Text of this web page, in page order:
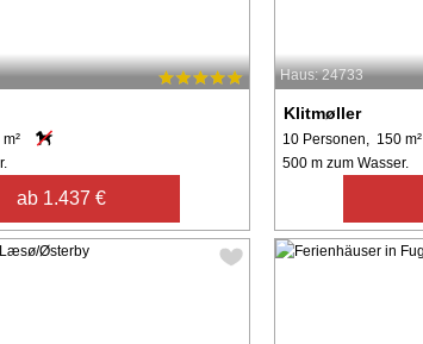
ab 1.437 €
Haus: 24733
Klitmøller
10 Personen, 150 m²
500 m zum Wasser.